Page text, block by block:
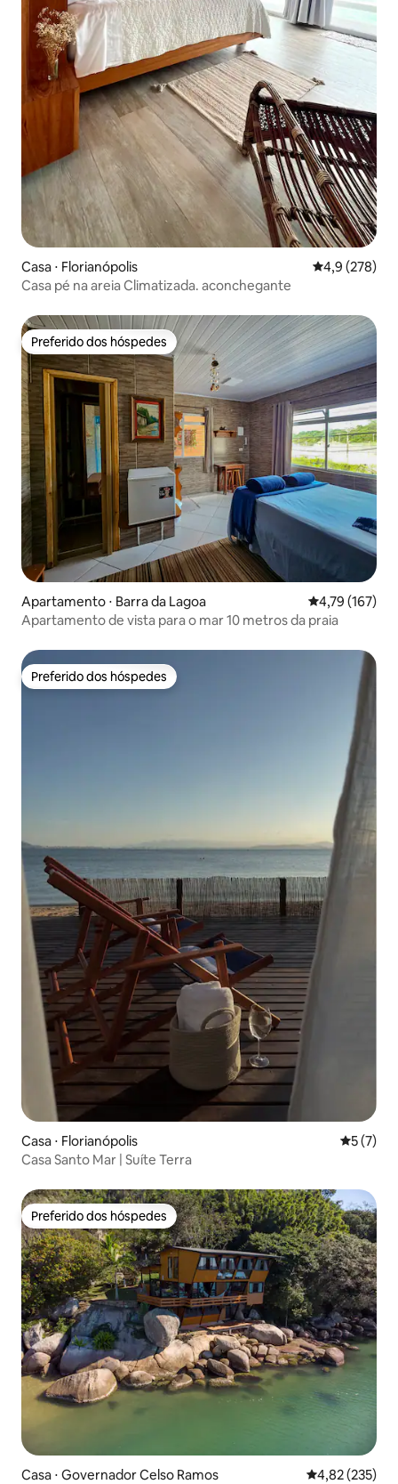
Casa ⋅ Florianópolis 4,9 de uma
4,9 (278)
Casa pé na areia Climatizada. aconchegante
Preferido dos hóspedes
Preferido dos hóspedes
Apartamento ⋅ Barra da Lagoa 4,79 de uma
4,79 (167)
Apartamento de vista para o mar 10 metros da praia
Preferido dos hóspedes
Preferido dos hóspedes
Casa ⋅ Florianópolis 5 de
5 (7)
Casa Santo Mar | Suíte Terra
Preferido dos hóspedes
Preferido dos hóspedes
Casa ⋅ Governador Celso Ramos 4,82 de uma
4,82 (235)